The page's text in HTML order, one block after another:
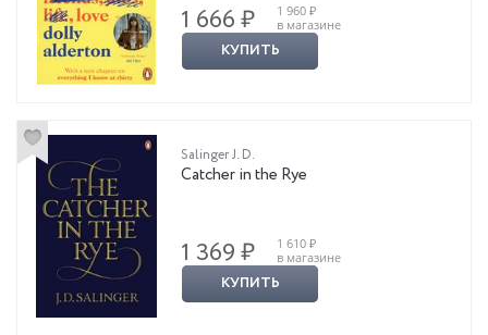
1 666 ₽
1 960 ₽
в магазине
КУПИТЬ
Salinger J. D.
Catcher in the Rye
1 369 ₽
1 610 ₽
в магазине
КУПИТЬ